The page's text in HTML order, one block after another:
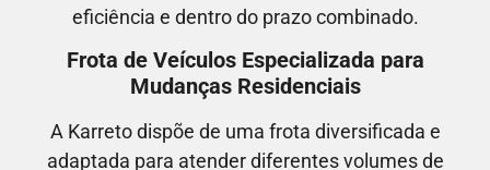
eficiência e dentro do prazo combinado.
Frota de Veículos Especializada para
Mudanças Residenciais
A Karreto dispõe de uma frota diversificada e
adaptada para atender diferentes volumes de